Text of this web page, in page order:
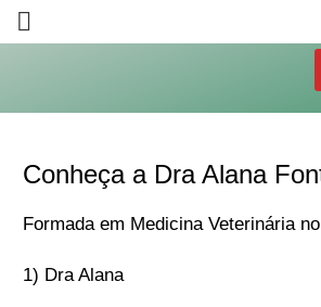
Já
Conheça a Dra Alana
Formada em Medicina Veterinária
1) Dra Alana